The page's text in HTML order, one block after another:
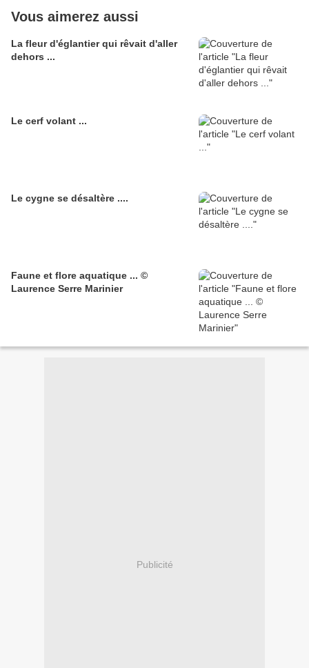
Vous aimerez aussi
La fleur d'églantier qui rêvait d'aller
dehors ...
Le cerf volant ...
Le cygne se désaltère ....
Faune et flore aquatique ... ©
Laurence Serre Marinier
Publicité